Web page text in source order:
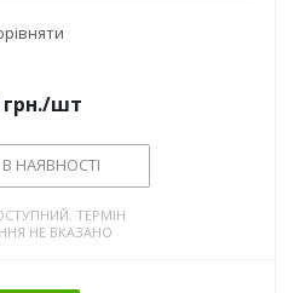
грн./шт
НАЯВНОСТІ
ТЕРМІН
НЕ ВКАЗАНО